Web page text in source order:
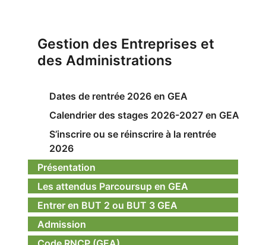
Gestion des Entreprises et
des Administrations
Dates de rentrée 2026 en GEA
Calendrier des stages 2026-2027 en GEA
S’inscrire ou se réinscrire à la rentrée
2026
Présentation
Les attendus Parcoursup en GEA
Entrer en BUT 2 ou BUT 3 GEA
Admission